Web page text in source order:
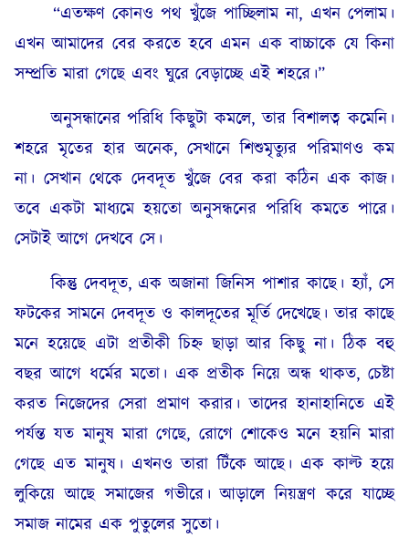
“এতক্ষণ কোনও পথ খুঁজে পাচ্ছিলাম না, এখন পেলাম।
এখন আমাদের বের করতে হবে এমন এক বাচ্চাকে যে কিনা
সম্প্রতি মারা গেছে এবং ঘুরে বেড়াচ্ছে এই শহরে।”
অনুসন্ধানের পরিধি কিছুটা কমলে, তার বিশালত্ব কমেনি।
শহরে মৃতের হার অনেক, সেখানে শিশুমৃত্যুর পরিমাণও কম
না। সেখান থেকে দেবদূত খুঁজে বের করা কঠিন এক কাজ।
তবে একটা মাধ্যমে হয়তো অনুসন্ধনের পরিধি কমতে পারে।
সেটাই আগে দেখবে সে।
কিন্তু দেবদূত, এক অজানা জিনিস পাশার কাছে। হ্যাঁ, সে
ফটকের সামনে দেবদূত ও কালদূতের মূর্তি দেখেছে। তার কাছে
মনে হয়েছে এটা প্রতীকী চিহ্ন ছাড়া আর কিছু না। ঠিক বহু
বছর আগে ধর্মের মতো। এক প্রতীক নিয়ে অন্ধ থাকত, চেষ্টা
করত নিজেদের সেরা প্রমাণ করার। তাদের হানাহানিতে এই
পর্যন্ত যত মানুষ মারা গেছে, রোগে শোকেও মনে হয়নি মারা
গেছে এত মানুষ। এখনও তারা টিঁকে আছে। এক কাল্ট হয়ে
লুকিয়ে আছে সমাজের গভীরে। আড়ালে নিয়ন্ত্রণ করে যাচ্ছে
সমাজ নামের এক পুতুলের সুতো।